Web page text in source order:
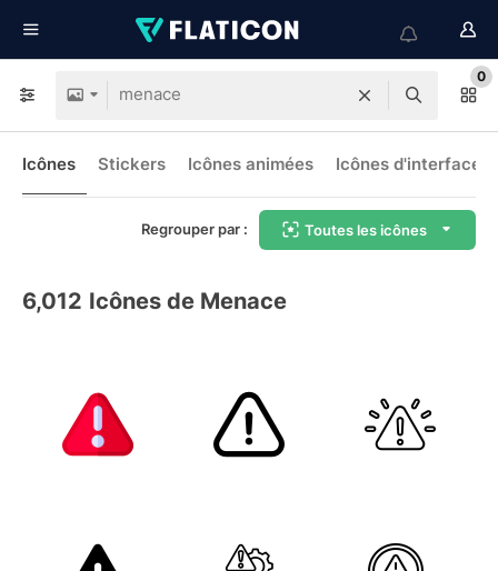
0
Icônes Stickers Icônes animées Icônes d'interface
Regrouper par : Toutes les icônes
6,012 Icônes de Menace